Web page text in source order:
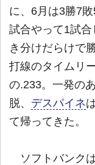
に、6月は3勝7
試合やって1試合
き分けだらけで
打線のタイムリ
の.233。一発の
脱、 デスパイネ
て帰ってきた。
ソフトバンク